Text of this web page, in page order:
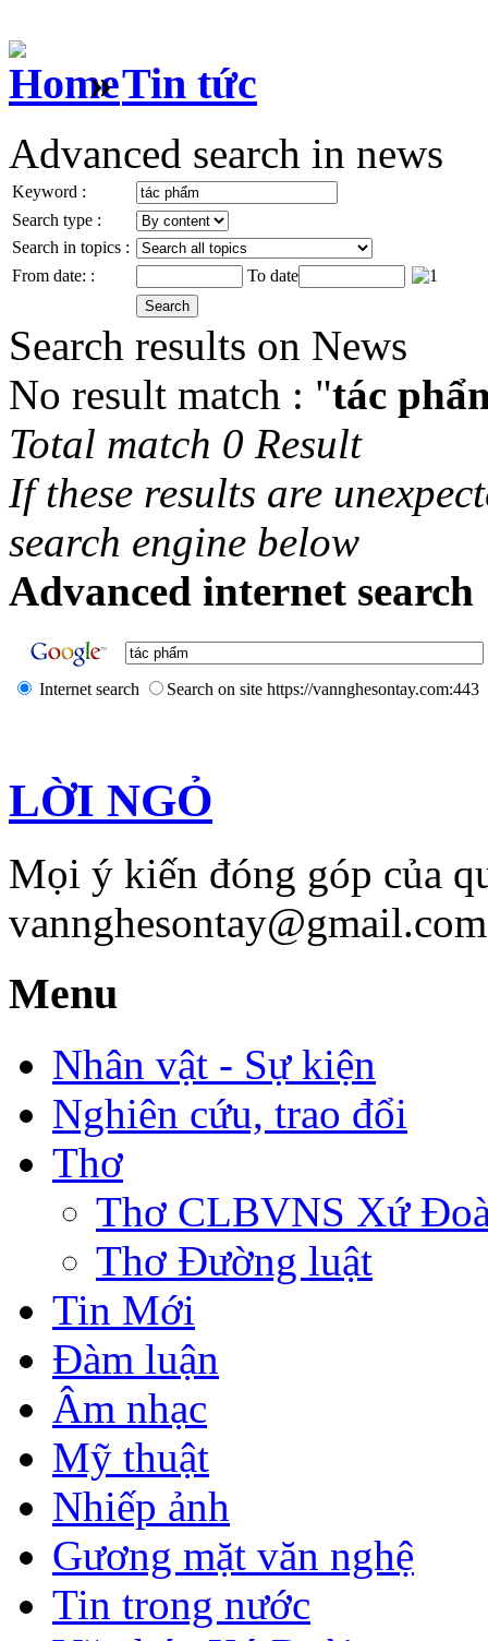
» Tin tức
Advanced search in news
Keyword :
Search type :
Search in topics :
From date: :
To date
Search results on News
No result match : "tác
Total match 0 Result
If these results are
search engine below
Advanced internet search
Internet search Search on site https://vannghesontay.com:443
LỜI NGỎ
Mọi ý kiến đóng góp của
Menu
Nhân vật - Sự kiện
Nghiên cứu, trao đổi
Thơ
Thơ CLBVNS Xứ
Thơ Đường luật
Tin Mới
Đàm luận
Âm nhạc
Mỹ thuật
Nhiếp ảnh
Gương mặt văn nghệ
Tin trong nước